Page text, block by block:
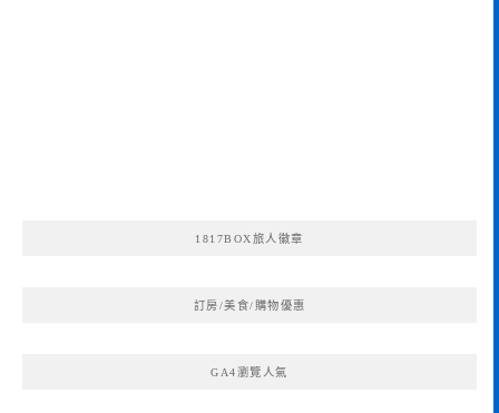
1817BOX旅人徽章
訂房/美食/購物優惠
GA4瀏覽人氣